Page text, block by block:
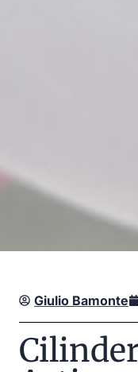
Giulio Bamonte